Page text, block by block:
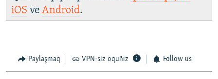
iOS ve Android.
Paylaşmaq VPN-siz oquñız Follow us